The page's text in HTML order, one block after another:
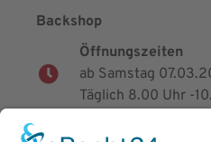
Backshop
Öffnungszeiten
ab Samstag
Täglich 8.00 Uhr -